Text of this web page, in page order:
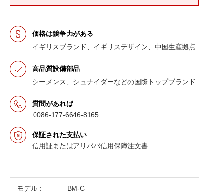
価格は競争力がある
イギリスブランド、イギリスデザイン、中国生産拠点
高品質設備部品
シーメンス、シュナイダーなどの国際トップブランド
質問があれば
0086-177-6646-8165
保証された支払い
信用証またはアリババ信用保障注文書
モデル： BM-C